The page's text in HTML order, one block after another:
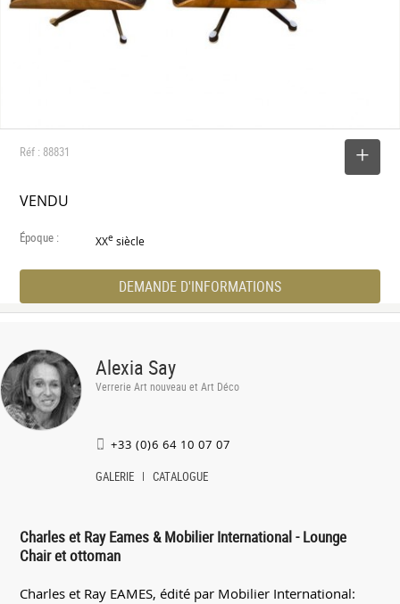
Réf : 88831
VENDU
Époque : XXe siècle
DEMANDE D'INFORMATIONS
Alexia Say
Verrerie Art nouveau et Art Déco
+33 (0)6 64 10 07 07
GALERIE CATALOGUE
Charles et Ray Eames & Mobilier International - Lounge
Chair et ottoman
Charles et Ray EAMES, édité par Mobilier International: